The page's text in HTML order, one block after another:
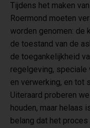
Tijdens het maken
Roermond moeten
worden genomen: de
de toestand van de
de toegankelijkheid
regelgeving,
en verwerking, en tot
Uiteraard proberen
houden, maar helaas
belang dat het